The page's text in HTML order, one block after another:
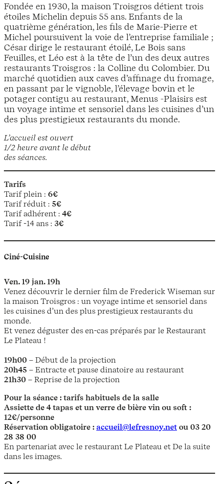
L’accueil est ouvert
1/2 heure avant le début
des séances.
Tarifs
Tarif plein : 6€
Tarif réduit : 5€
Tarif adhérent : 4€
Tarif -14 ans : 3€
Fondée en 1930, la maison Troisgros détient trois
étoiles Michelin depuis 55 ans. Enfants de la
quatrième génération, les fils de Marie-Pierre et
Michel poursuivent la voie de l’entreprise familiale ;
César dirige le restaurant étoilé, Le Bois sans
Feuilles, et Léo est à la tête de l’un des deux autres
restaurants Troisgros : la Colline du Colombier. Du
marché quotidien aux caves d’affinage du fromage,
en passant par le vignoble, l’élevage bovin et le
potager contigu au restaurant, Menus -Plaisirs est
un voyage intime et sensoriel dans les cuisines d’un
des plus prestigieux restaurants du monde.
Ciné-Cuisine
Ven. 19 jan. 19h
Venez découvrir le dernier film de Frederick Wiseman sur
la maison Troisgros : un voyage intime et sensoriel dans
les cuisines d’un des plus prestigieux restaurants du
monde.
Et venez déguster des en-cas préparés par le Restaurant
Le Plateau !
19h00 – Début de la projection
20h45 – Entracte et pause dinatoire au restaurant
21h30 – Reprise de la projection
Pour la séance : tarifs habituels de la salle
Assiette de 4 tapas et un verre de bière vin ou soft :
12€/personne
Réservation obligatoire : accueil@lefresnoy.net ou 03 20
28 38 00
En partenariat avec le restaurant Le Plateau et De la suite
dans les images.